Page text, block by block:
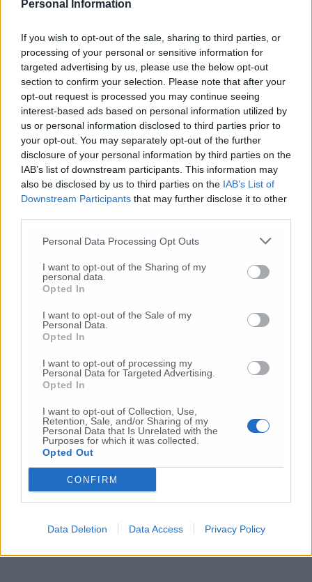
Personal Information
If you wish to opt-out of the sale, sharing to third parties, or
processing of your personal or sensitive information for
targeted advertising by us, please use the below opt-out
section to confirm your selection. Please note that after your
opt-out request is processed you may continue seeing
interest-based ads based on personal information utilized by
us or personal information disclosed to third parties prior to
your opt-out. You may separately opt-out of the further
disclosure of your personal information by third parties on the
IAB’s list of downstream participants. This information may
also be disclosed by us to third parties on the IAB’s List of
Downstream Participants that may further disclose it to other
Personal Data Processing Opt Outs
I want to opt-out of the Sharing of my
personal data.
Opted In
I want to opt-out of the Sale of my
Personal Data.
Opted In
I want to opt-out of processing my
Personal Data for Targeted Advertising.
Opted In
I want to opt-out of Collection, Use,
Retention, Sale, and/or Sharing of my
Personal Data that Is Unrelated with the
Purposes for which it was collected.
Opted Out
CONFIRM
Data Deletion Data Access Privacy Policy
politica sappia ascoltare, dallo Stato solo
un’aspirina»
«Abbiamo chiuso da una settimana: le
misure andavano adottate prima, ora non
saremmo in questa situazione»
Accordo sulla cassa integrazione, istanze
al via il 31 marzo
Unimc, aggiudicato progetto europeo:
«Pronti ad affrontare la sfida del Covid-
19»
Filiali Bcc Recanati e Colmurano, nuovi
orari di apertura
Cura Italia, indennità di 600 euro «Già
arrivate 3mila richieste»
Ubi, polizze pegno estese a giugno
Nintendo, il maceratese Calcagni alla